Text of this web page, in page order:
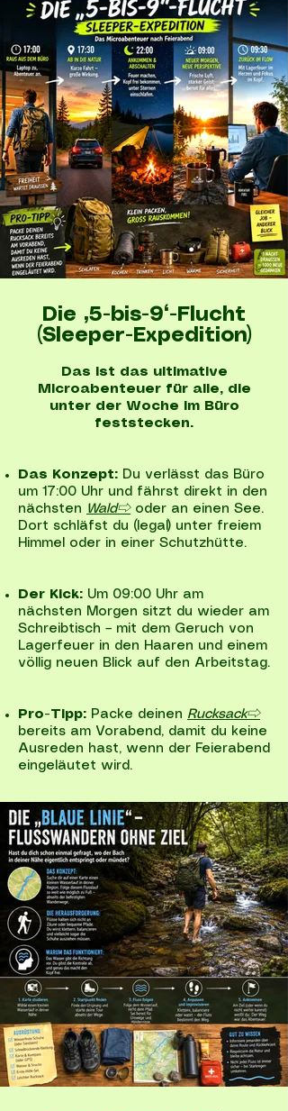
Die „5-bis-9“-Flucht
(Sleeper-Expedition)
Das ist das ultimative
Microabenteuer für alle, die
unter der Woche im Büro
feststecken.
Das Konzept: Du verlässt das Büro
um 17:00 Uhr und fährst direkt in den
nächsten Wald⇨oder an einen See.
Dort schläfst du (legal) unter freiem
Himmel oder in einer Schutzhütte.
Der Kick: Um 09:00 Uhr am
nächsten Morgen sitzt du wieder am
Schreibtisch – mit dem Geruch von
Lagerfeuer in den Haaren und einem
völlig neuen Blick auf den Arbeitstag.
Pro-Tipp: Packe deinen Rucksack⇨
bereits am Vorabend, damit du keine
Ausreden hast, wenn der Feierabend
eingeläutet wird.